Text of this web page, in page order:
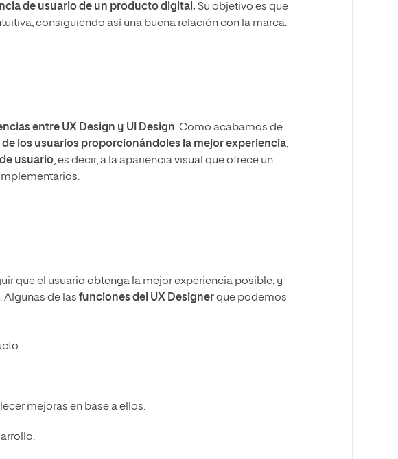
de usuario de un producto digital. Su objetivo es que
consiguiendo así una buena relación con la marca.
entre UX Design y UI Design. Como acabamos de
los usuarios proporcionándoles la mejor experiencia,
usuario, es decir, a la apariencia visual que ofrece un
que el usuario obtenga la mejor experiencia posible, y
Algunas de las funciones del UX Designerque podemos
mejoras en base a ellos.